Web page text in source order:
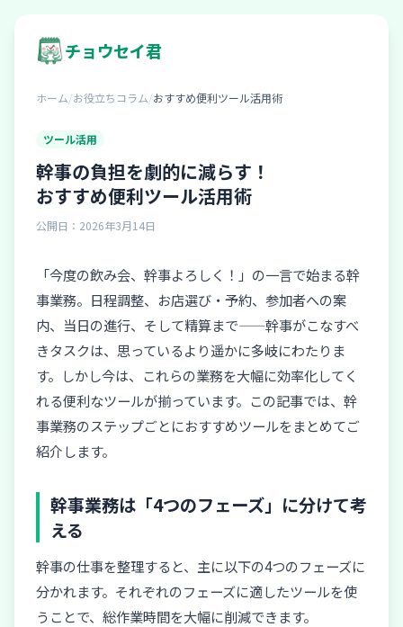
チョウセイ君
ホーム/お役立ちコラム/おすすめ便利ツール活用術
ツール活用
幹事の負担を劇的に減らす！
おすすめ便利ツール活用術
公開日：2026年3月14日
「今度の飲み会、幹事よろしく！」の一言で始まる幹
事業務。日程調整、お店選び・予約、参加者への案
内、当日の進行、そして精算まで——幹事がこなすべ
きタスクは、思っているより遥かに多岐にわたりま
す。しかし今は、これらの業務を大幅に効率化してく
れる便利なツールが揃っています。この記事では、幹
事業務のステップごとにおすすめツールをまとめてご
紹介します。
幹事業務は「4つのフェーズ」に分けて考
える
幹事の仕事を整理すると、主に以下の4つのフェーズに
分かれます。それぞれのフェーズに適したツールを使
うことで、総作業時間を大幅に削減できます。